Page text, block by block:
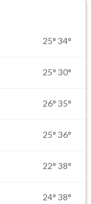
25° 34°
25° 30°
26° 35°
25° 36°
22° 38°
24° 38°